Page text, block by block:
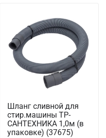
Шланг сливной для
стир.машины ТР-
САНТЕХНИКА 1,0м (в
упаковке) (37675)